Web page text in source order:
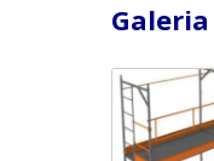
Galeria